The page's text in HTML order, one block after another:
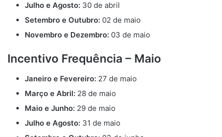
Julho e Agosto: 30 de abril
Setembro e Outubro: 02 de maio
Novembro e Dezembro: 03 de maio
Incentivo Frequência – Maio
Janeiro e Fevereiro: 27 de maio
Março e Abril: 28 de maio
Maio e Junho: 29 de maio
Julho e Agosto: 31 de maio